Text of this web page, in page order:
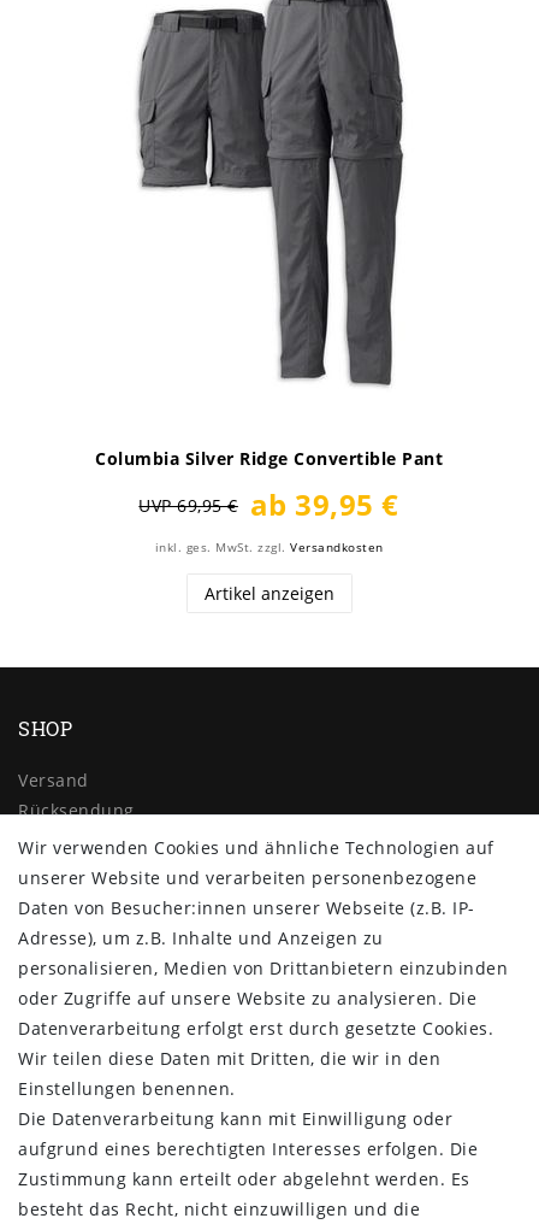
Columbia Silver Ridge Convertible Pant
UVP 69,95 € ab 39,95 €
inkl. ges. MwSt. zzgl.Versandkosten
Artikel anzeigen
SHOP
Versand
Rücksendung
Widerrufs­recht
Impressum
Daten­schutz­erklärung
AGB
Kontakt
ZAHLUNG & VERSAND
Wir verwenden Cookies und ähnliche Technologien auf
unserer Website und verarbeiten personenbezogene
Daten von Besucher:innen unserer Webseite (z.B. IP-
Adresse), um z.B. Inhalte und Anzeigen zu
personalisieren, Medien von Drittanbietern einzubinden
oder Zugriffe auf unsere Website zu analysieren. Die
Datenverarbeitung erfolgt erst durch gesetzte Cookies.
Wir teilen diese Daten mit Dritten, die wir in den
Einstellungen benennen.
Die Datenverarbeitung kann mit Einwilligung oder
aufgrund eines berechtigten Interesses erfolgen. Die
Zustimmung kann erteilt oder abgelehnt werden. Es
besteht das Recht, nicht einzuwilligen und die